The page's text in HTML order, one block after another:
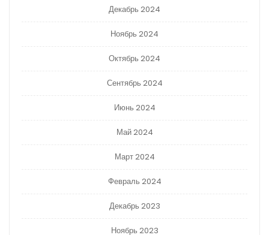
Декабрь 2024
Ноябрь 2024
Октябрь 2024
Сентябрь 2024
Июнь 2024
Май 2024
Март 2024
Февраль 2024
Декабрь 2023
Ноябрь 2023